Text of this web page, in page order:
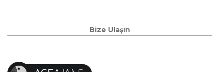
Bize Ulaşın